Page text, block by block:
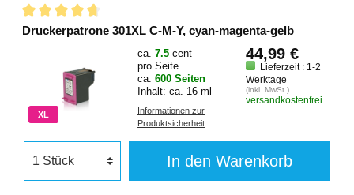
Druckerpatrone 301XL C-M-Y, cyan-magenta-gelb
XL
ca. 7.5 cent
pro Seite
ca. 600 Seiten
Inhalt: ca. 16 ml
Informationen zur
Produktsicherheit
44,99 €
Lieferzeit : 1-2
Werktage
(inkl. MwSt.)
versandkostenfrei
In den Warenkorb